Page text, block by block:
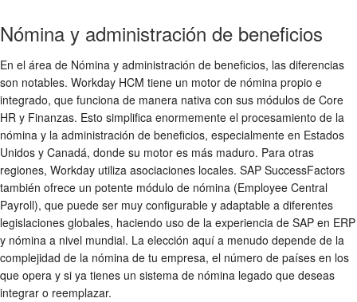
Nómina y administración de beneficios
En el área de Nómina y administración de beneficios, las diferencias
son notables. Workday HCM tiene un motor de nómina propio e
integrado, que funciona de manera nativa con sus módulos de Core
HR y Finanzas. Esto simplifica enormemente el procesamiento de la
nómina y la administración de beneficios, especialmente en Estados
Unidos y Canadá, donde su motor es más maduro. Para otras
regiones, Workday utiliza asociaciones locales. SAP SuccessFactors
también ofrece un potente módulo de nómina (Employee Central
Payroll), que puede ser muy configurable y adaptable a diferentes
legislaciones globales, haciendo uso de la experiencia de SAP en ERP
y nómina a nivel mundial. La elección aquí a menudo depende de la
complejidad de la nómina de tu empresa, el número de países en los
que opera y si ya tienes un sistema de nómina legado que deseas
integrar o reemplazar.